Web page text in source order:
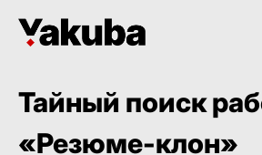
Тайный поиск
«Резюме-клон»